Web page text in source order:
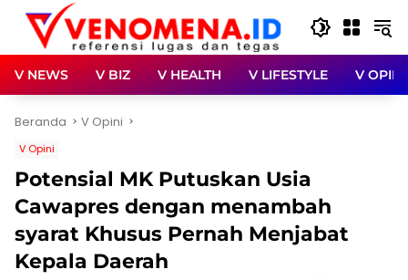
Langsung
konten
V NEWS V BIZ V HEALTH V LIFESTYLE V OPINI
Beranda V Opini
V Opini
Potensial MK Putuskan Usia
Cawapres dengan menambah
syarat Khusus Pernah Menjabat
Kepala Daerah